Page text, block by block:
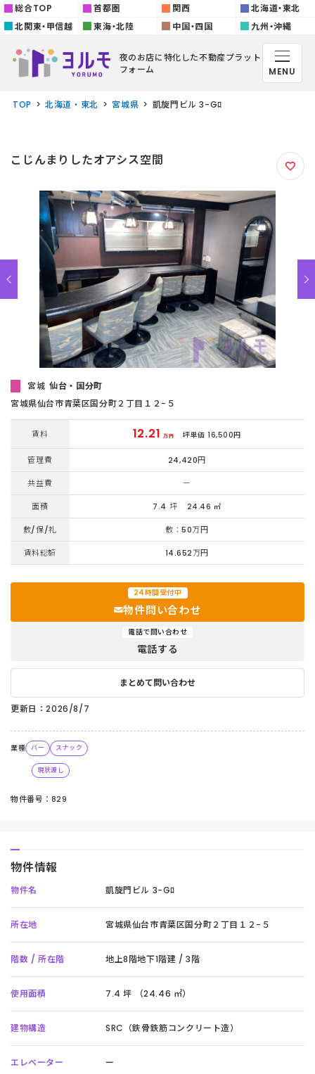
総合TOP 首都圏 関西
北海道・東北
北関東・甲信越
東海・北陸 中国・四国 九州・沖縄
夜のお店に特化した不動産プラット
フォーム
MENU
TOP 北海道・東北 宮城県 凱旋門ビル 3-Gﾛ
こじんまりしたオアシス空間
宮城 仙台・国分町
宮城県仙台市青葉区国分町２丁目１２−５
賃料 12.21 万円 坪単価 16,500円
管理費 24,420円
共益費 ー
面積 7.4 坪 24.46 ㎡
敷/保/礼 敷：50万円
賃料総額 14.652万円
24時間受付中
物件問い合わせ
電話で問い合わせ
電話する
まとめて問い合わせ
更新日：2026/8/7
業種 バー スナック
現状渡し
物件番号：829
物件情報
物件名 凱旋門ビル 3-Gﾛ
所在地 宮城県仙台市青葉区国分町２丁目１２−５
階数 / 所在階 地上8階地下1階建 / 3階
使用面積 7.4 坪 （24.46 ㎡）
建物構造 SRC（鉄骨鉄筋コンクリート造）
エレベーター ー